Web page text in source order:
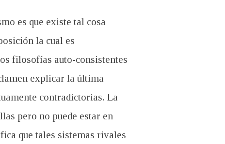
es que existe tal cosa
la cual es
filosofías auto-consistentes
explicar la última
contradictorias. La
pero no puede estar en
que tales sistemas rivales